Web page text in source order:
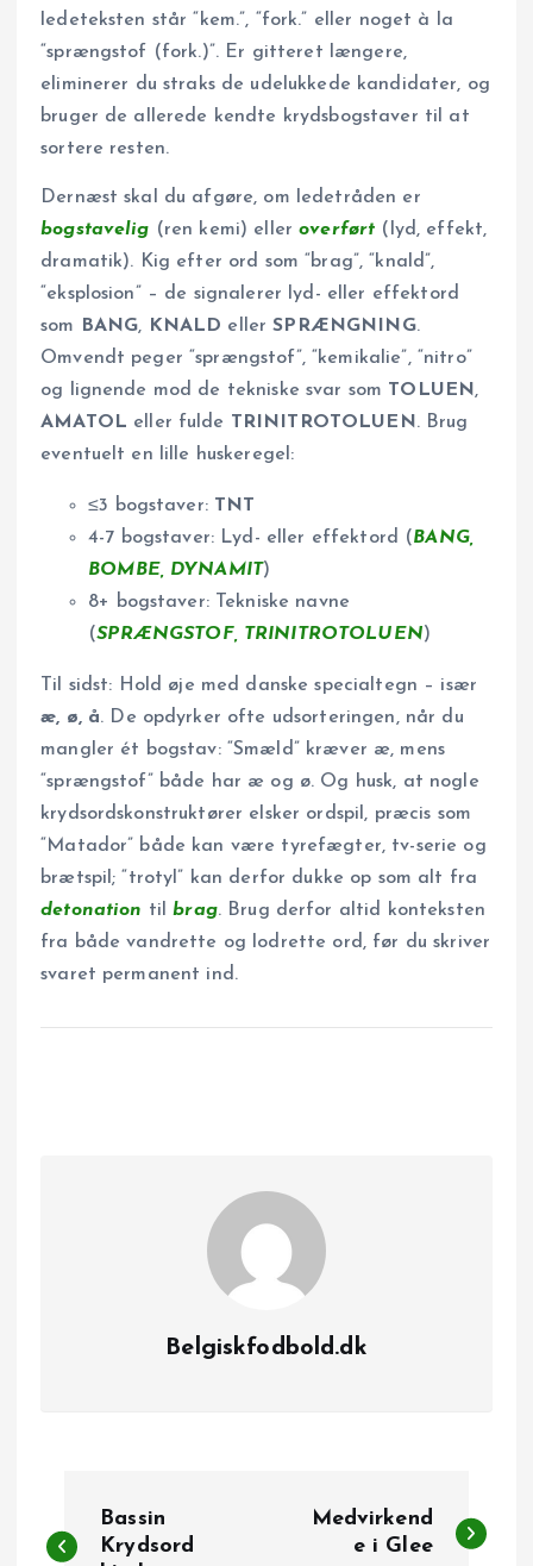
ledeteksten står “kem.”, “fork.” eller noget à la
“spræng­stof (fork.)”. Er gitteret længere,
eliminerer du straks de udelukkede kandidater, og
bruger de allerede kendte krydsbogstaver til at
sortere resten.
Dernæst skal du afgøre, om ledetråden er
bogstavelig (ren kemi) elleroverført (lyd, effekt,
dramatik). Kig efter ord som “brag”, “knald”,
“eksplosion” – de signalerer lyd- eller effekt­ord
som
BANG, KNALD ellerSPRÆNGNING.
Omvendt peger “sprængstof”, “kemikalie”, “nitro”
og lignende mod de tekniske svar som TOLUEN,
AMATOL eller fulde TRINITROTOLUEN. Brug
eventuelt en lille huskeregel:
≤3 bogstaver: TNT
4-7 bogstaver: Lyd- eller effektord (BANG,
BOMBE, DYNAMIT)
8+ bogstaver: Tekniske navne
(SPRÆNGSTOF, TRINITROTOLUEN)
Til sidst: Hold øje med danske specialtegn – især
æ, ø, å. De opdyrker ofte udsorteringen, når du
mangler ét bogstav: “Smæld” kræver æ, mens
“sprængstof” både har æ og ø. Og husk, at nogle
krydsordskonstruktører elsker ordspil, præcis som
“Matador” både kan være tyrefægter, tv-serie og
brætspil; “trotyl” kan derfor dukke op som alt fra
detonation tilbrag. Brug derfor altid konteksten
fra både vandrette og lodrette ord, før du skriver
svaret permanent ind.
Belgiskfodbold.dk
n
Bassin
Krydsord
Medvirkend
e i Glee